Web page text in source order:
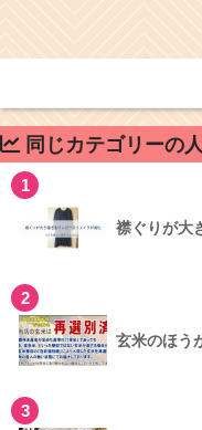
同じカテゴリーの
1
襟ぐりが大
2
玄米のほう
3